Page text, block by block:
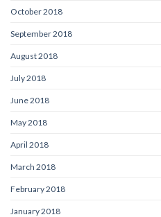
October 2018
September 2018
August 2018
July 2018
June 2018
May 2018
April 2018
March 2018
February 2018
January 2018